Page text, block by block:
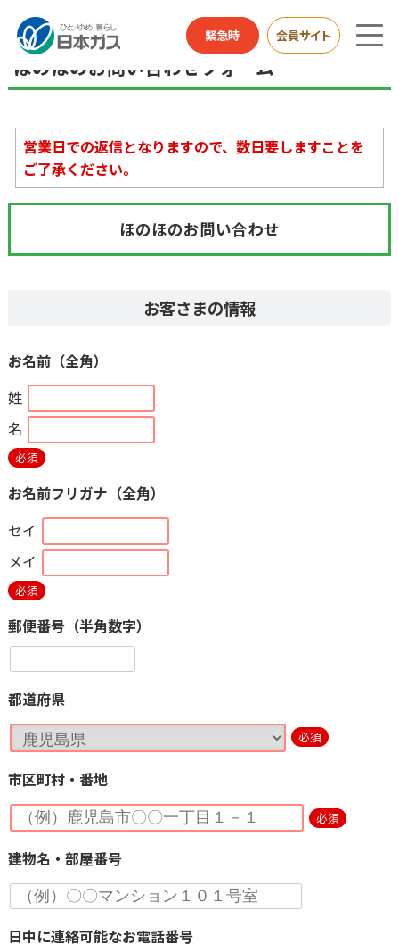
緊急時 会員サイト
お客さまサポートTOP お手続き・お問合わせ ほのほのお問い合わせフォーム
ほのほのお問い合わせフォーム
営業日での返信となりますので、数日要しますことを
ご了承ください。
ほのほのお問い合わせ
お客さまの情報
お名前（全角）
姓
名
必須
お名前フリガナ（全角）
セイ
メイ
必須
郵便番号（半角数字）
都道府県
必須
市区町村・番地
必須
建物名・部屋番号
日中に連絡可能なお電話番号